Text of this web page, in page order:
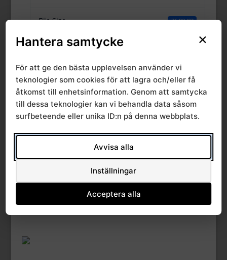
File Size 76.02 KB
File Count
Create Date 24 oktober, 2018
Last Updated 24 oktober, 2018
Förändringar
prislista 2018
×
Hantera samtycke
För att ge den bästa upplevelsen använder vi
teknologier som cookies för att lagra och/eller få
åtkomst till enhetsinformation. Genom att samtycka
till dessa teknologier kan vi behandla data såsom
surfbeteende eller unika ID:n på denna webbplats.
Avvisa alla
Inställningar
Acceptera alla